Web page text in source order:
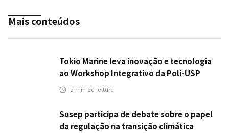
Mais conteúdos
Tokio Marine leva inovação e tecnologia
ao Workshop Integrativo da Poli-USP
2 min de leitura
Susep participa de debate sobre o papel
da regulação na transição climática